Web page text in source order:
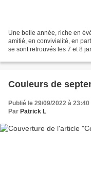
Une belle année, riche en
amitié, en convivialité, en
se sont retrouvés les 7 et 8
Couleurs de
Publié le 29/09/2022 à 23:40
Par Patrick L